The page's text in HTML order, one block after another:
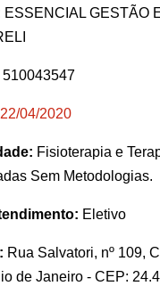
ESSENCIAL GESTÃO
510043547
22/04/2020
Fisioterapia e
Sem Metodologias.
Eletivo
Rua Salvatori, nº 109,
de Janeiro - CEP: